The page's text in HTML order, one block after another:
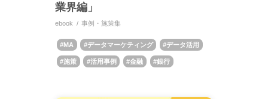
業界編」
ebook 事例・施策集
MA データマーケティング データ活用
施策 活用事例 金融 銀行